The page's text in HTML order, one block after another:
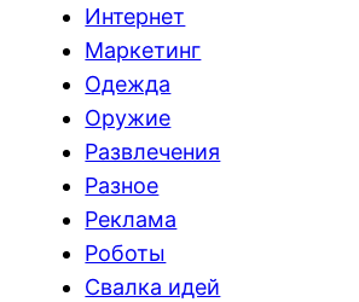
Интернет
Маркетинг
Одежда
Оружие
Развлечения
Разное
Реклама
Роботы
Свалка идей